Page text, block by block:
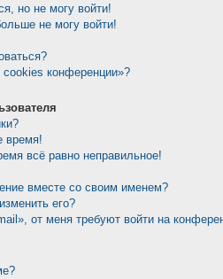
но не могу войти!
не могу войти!
конференции»?
время!
всё равно неправильное!
вместе со своим именем?
его?
от меня требуют войти на